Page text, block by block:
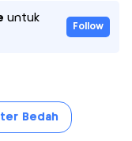
untuk
Follow
Bedah